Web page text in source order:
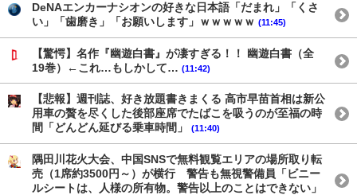
DeNAエンカーナシオンの好きな日本語「だまれ」「くさ
い」「歯磨き」「お願いします」ｗｗｗｗｗ (11:45)
【驚愕】名作『幽遊白書』が凄すぎる！！ 幽遊白書（全
19巻）←これ…もしかして… (11:42)
【悲報】週刊誌、好き放題書きまくる 高市早苗首相は新公
用車の贅を尽くした後部座席でたばこを吸うのが至福の時
間「どんどん延びる乗車時間」
(11:40)
隅田川花火大会、中国SNSで無料観覧エリアの場所取り転
売（1席約3500円～）が横行 警告も無視警備員「ビニー
ルシートは、人様の所有物。警告以上のことはできない」